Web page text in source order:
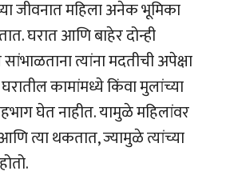
जीवनात महिला अनेक भूमिका
घरात आणि बाहेर दोन्ही
त्यांना मदतीची अपेक्षा
कामांमध्ये किंवा मुलांच्या
घेत नाहीत. यामुळे महिलांवर
त्या थकतात, ज्यामुळे त्यांच्या